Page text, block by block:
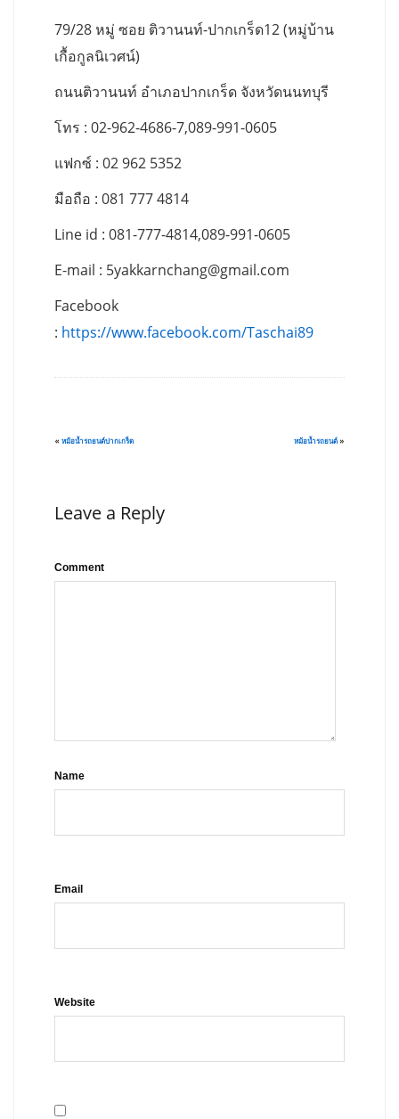
79/28 หมู่ ซอย ติวานนท์-ปากเกร็ด12 (หมู่บ้าน
เกื้อกูลนิเวศน์)
ถนนติวานนท์ อำเภอปากเกร็ด จังหวัดนนทบุรี
โทร : 02-962-4686-7,089-991-0605
แฟกซ์ : 02 962 5352
มือถือ : 081 777 4814
Line id : 081-777-4814,089-991-0605
E-mail : 5yakkarnchang@gmail.com
Facebook
: https://www.facebook.com/Taschai89
« หม้อน้ำรถยนต์ปากเกร็ด หม้อน้ำรถยนต์ »
Leave a Reply
Comment
Name
Email
Website